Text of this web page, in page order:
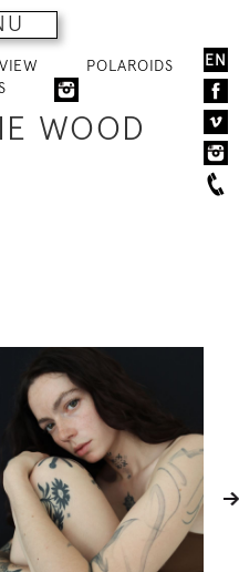
EN
POLAROIDS
WOOD